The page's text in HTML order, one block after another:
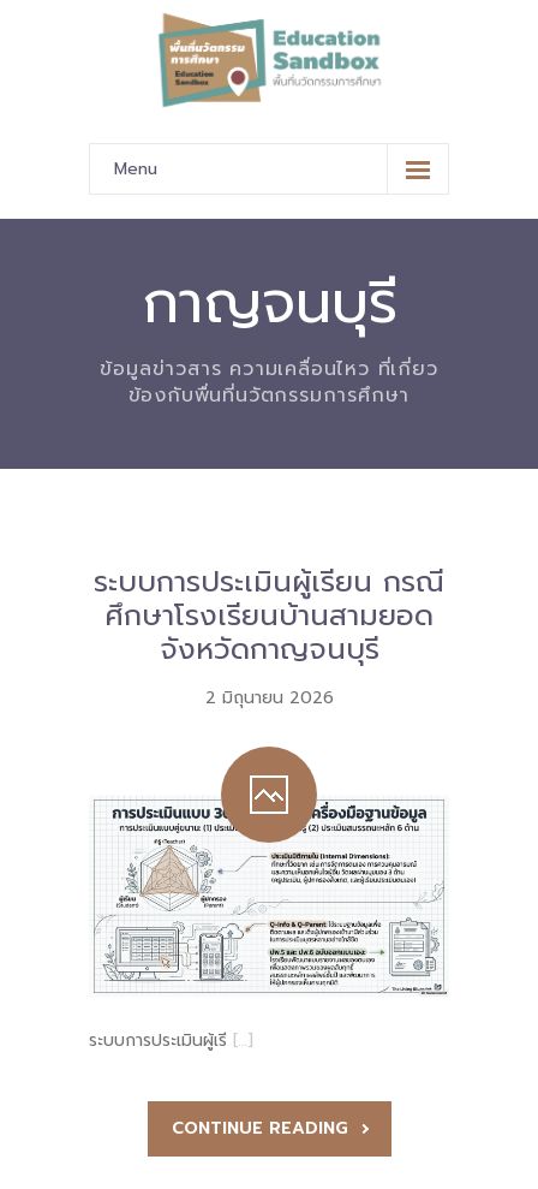
Menu
หน้าหลัก
-- มาตรฐานข้อมูลและมาตรฐานการแลกเปลี่ยนข้อมูล
-- สถานศึกษานำร่อง
-- วีดิทัศน์นำเสนอสถานศึกษานำร่อง
Download
-- หนังสือและเอกสาร
---- พ.ร.บ. และอนุบัญญัติ
---- พ.ร.ฎ. ขยายเวลาใช้บังคับ พ.ร.บ.พื้นที่นวัตกรรมการ
ศึกษา พ.ศ. 252 พ.ศ. 2569
---- รายงานการประเมินผลสัมฤทธิ์ พ.ร.บ.พื้นที่นวัตกรรม
การศึกษา พ.ศ. 2562
---- รับฟังความคิดเห็นร่าง พ.ร.ฎ. ฯ
---- รายงานการวิเคราะห์ผลกระทบที่อาจเกิดขึ้นจากกฎ
หมายฯ
-- รายงานคณะผู้ประเมินอิสระ
---- รอบประเมิน (พ.ศ. 2562-2564)
กาญจนบุรี
ข้อมูลข่าวสาร ความเคลื่อนไหว ที่เกี่ยว
ข้องกับพื่นที่นวัตกรรมการศึกษา
ระบบการประเมินผู้เรียน กรณี
ศึกษาโรงเรียนบ้านสามยอด
จังหวัดกาญจนบุรี
2 มิถุนายน 2026
ระบบการประเมินผู้เรี […]
CONTINUE READING